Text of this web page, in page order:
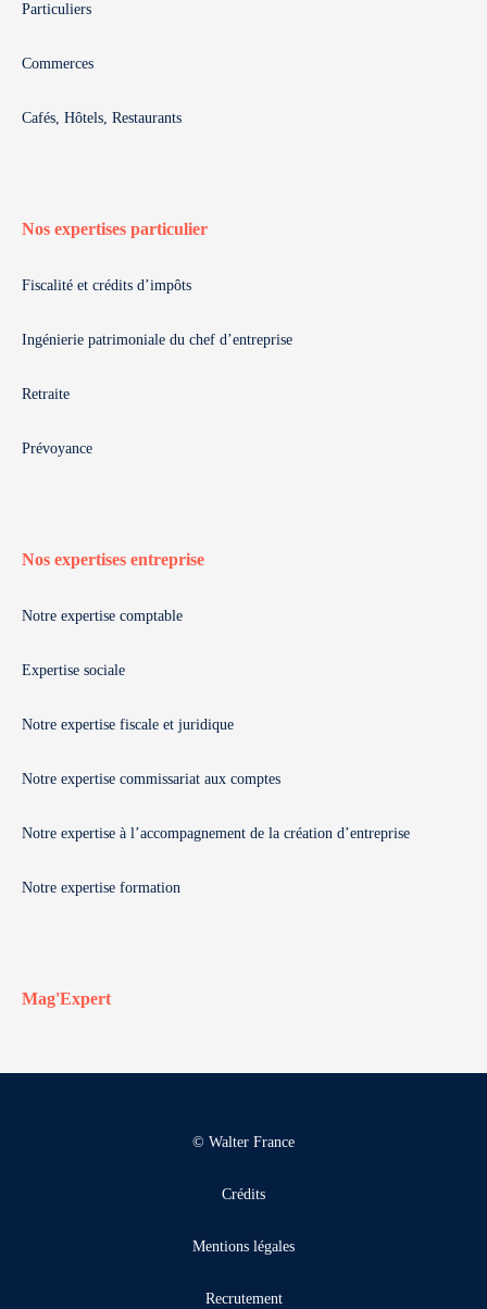
Particuliers
Commerces
Cafés, Hôtels, Restaurants
Nos expertises particulier
Fiscalité et crédits d’impôts
Ingénierie patrimoniale du chef d’entreprise
Retraite
Prévoyance
Nos expertises entreprise
Notre expertise comptable
Expertise sociale
Notre expertise fiscale et juridique
Notre expertise commissariat aux comptes
Notre expertise à l’accompagnement de la création d’entreprise
Notre expertise formation
Mag'Expert
© Walter France
Crédits
Mentions légales
Recrutement